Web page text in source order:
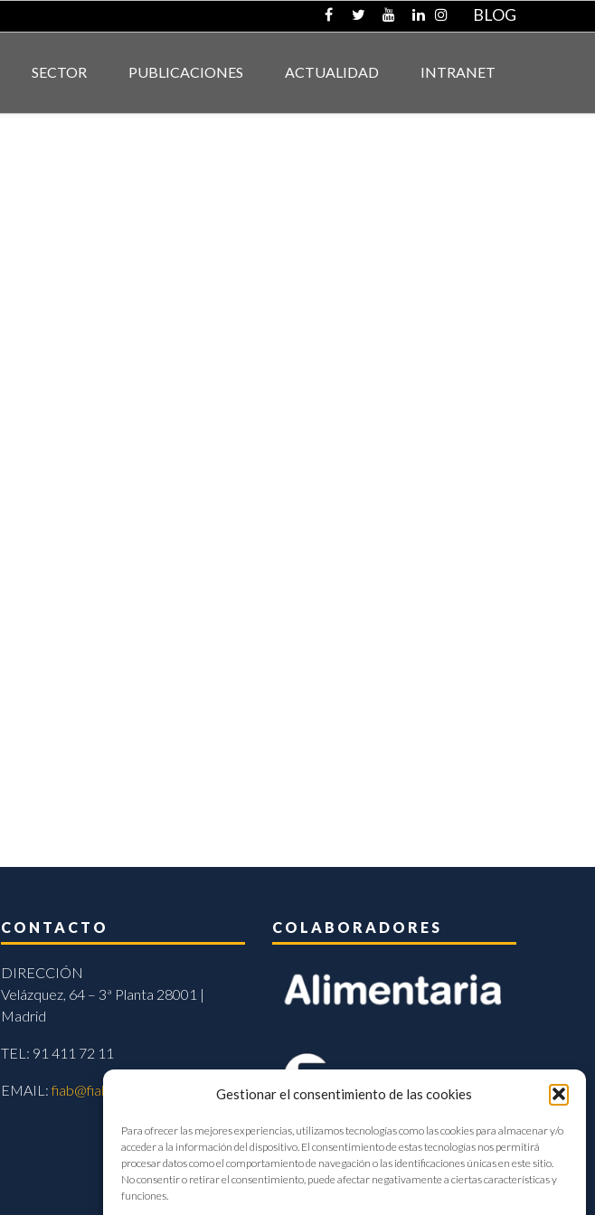
Gestionar el consentimiento de las cookies
Para ofrecer las mejores experiencias, utilizamos tecnologías como las cookies para almacenar y/o
acceder a la información del dispositivo. El consentimiento de estas tecnologías nos permitirá
procesar datos como el comportamiento de navegación o las identificaciones únicas en este sitio.
No consentir o retirar el consentimiento, puede afectar negativamente a ciertas características y
funciones.
BLOG
SECTOR PUBLICACIONES ACTUALIDAD INTRANET
CONTACTO
DIRECCIÓN
Velázquez, 64 – 3ª Planta 28001 |
Madrid
TEL: 91 411 72 11
EMAIL:fiab@fiab.es
COLABORADORES